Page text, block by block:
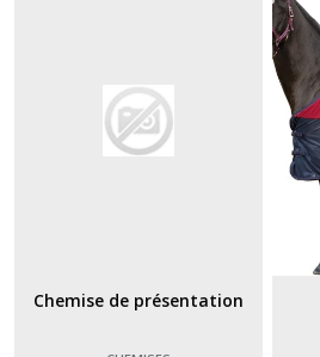
Chemise de présentation